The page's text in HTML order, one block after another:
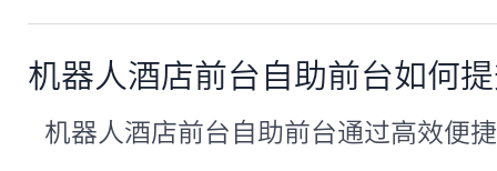
机器人酒店前台自助前台如何
机器人酒店前台自助前台通过高效便